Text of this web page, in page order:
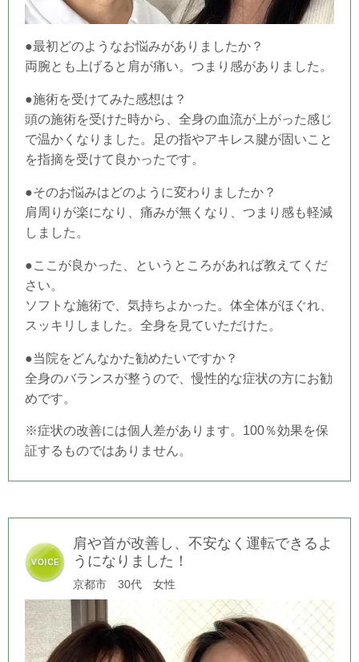
●最初どのようなお悩みがありましたか？
両腕とも上げると肩が痛い。つまり感がありました。
●施術を受けてみた感想は？
頭の施術を受けた時から、全身の血流が上がった感じ
で温かくなりました。足の指やアキレス腱が固いこと
を指摘を受けて良かったです。
●そのお悩みはどのように変わりましたか？
肩周りが楽になり、痛みが無くなり、つまり感も軽減
しました。
●ここが良かった、というところがあれば教えてくだ
さい。
ソフトな施術で、気持ちよかった。体全体がほぐれ、
スッキリしました。全身を見ていただけた。
●当院をどんなかた勧めたいですか？
全身のバランスが整うので、慢性的な症状の方にお勧
めです。
※症状の改善には個人差があります。100％効果を保
証するものではありません。
肩や首が改善し、不安なく運転できるよ
うになりました！
京都市 30代 女性